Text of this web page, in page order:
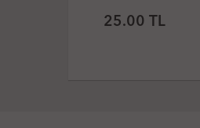
25.00 TL